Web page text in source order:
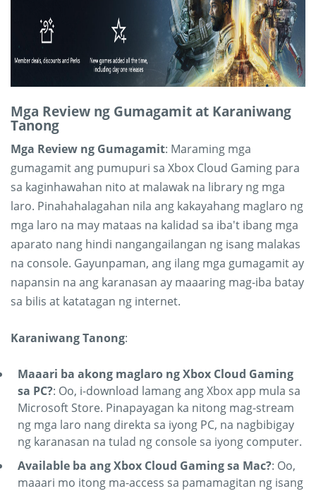
Mga Review ng Gumagamit at Karaniwang
Tanong
Mga Review ng Gumagamit: Maraming mga
gumagamit ang pumupuri sa Xbox Cloud Gaming para
sa kaginhawahan nito at malawak na library ng mga
laro. Pinahahalagahan nila ang kakayahang maglaro ng
mga laro na may mataas na kalidad sa iba't ibang mga
aparato nang hindi nangangailangan ng isang malakas
na console. Gayunpaman, ang ilang mga gumagamit ay
napansin na ang karanasan ay maaaring mag-iba batay
sa bilis at katatagan ng internet.
Karaniwang Tanong:
Maaari ba akong maglaro ng Xbox Cloud Gaming
sa PC?: Oo, i-download lamang ang Xbox app mula sa
Microsoft Store. Pinapayagan ka nitong mag-stream
ng mga laro nang direkta sa iyong PC, na nagbibigay
ng karanasan na tulad ng console sa iyong computer.
Available ba ang Xbox Cloud Gaming sa Mac?: Oo,
maaari mo itong ma-access sa pamamagitan ng isang